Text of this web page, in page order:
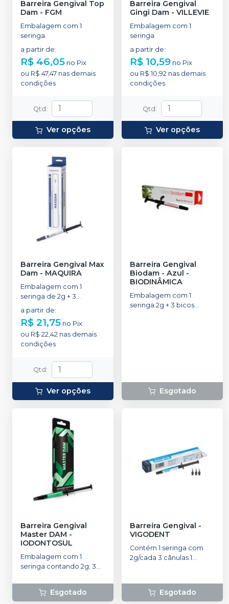
Barreira Gengival Top
Dam - FGM
Embalagem com 1
seringa.
a partir de:
R$ 46,05 no Pix
ou R$ 47,47 nas demais
condições
Qtd :
Ver opções
Barreira Gengival
Gingi Dam - VILLEVIE
Embalagem com 1
seringa
a partir de:
R$ 10,59 no Pix
ou R$ 10,92 nas demais
condições
Qtd :
Ver opções
Barreira Gengival Max
Dam - MAQUIRA
Embalagem com 1
seringa de 2g + 3
ponteiras.
a partir de:
R$ 21,75 no Pix
ou R$ 22,42 nas demais
condições
Qtd :
Ver opções
Barreira Gengival
Biodam - Azul -
BIODINÂMICA
Embalagem com 1
seringa 2g + 3 bicos
Esgotado
Barreira Gengival
Master DAM -
IODONTOSUL
Embalagem com 1
seringa contando 2g; 3
Esgotado
Barreira Gengival -
VIGODENT
Contém 1 seringa com
2g/cada 3 cânulas 1
Esgotado